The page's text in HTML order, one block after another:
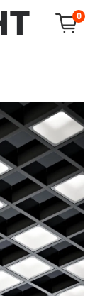
0